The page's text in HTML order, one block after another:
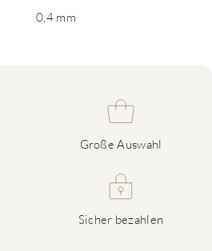
0,4 mm
Große Auswahl
Sicher bezahlen